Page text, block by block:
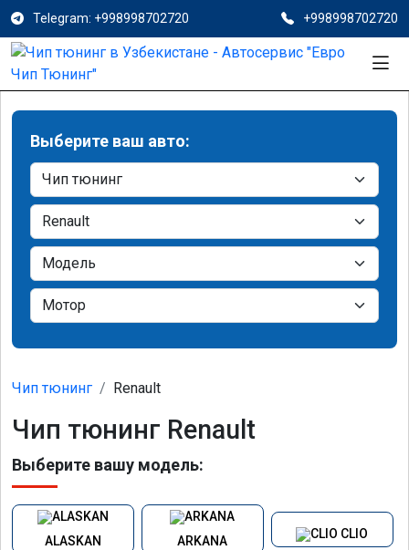
Telegram: +998998702720 +998998702720
Выберите ваш авто:
Чип тюнинг Renault
Чип тюнинг Renault
Выберите вашу модель:
ALASKAN ARKANA
CLIO